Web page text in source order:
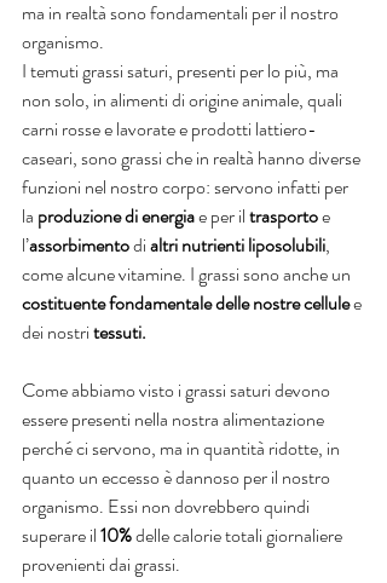
ma in realtà sono fondamentali per il nostro
organismo.
I temuti grassi saturi, presenti per lo più, ma
non solo, in alimenti di origine animale, quali
carni rosse e lavorate e prodotti lattiero-
caseari, sono grassi che in realtà hanno diverse
funzioni nel nostro corpo: servono infatti per
la produzione di energia e per il trasporto e
l’assorbimento di altri nutrienti liposolubili,
come alcune vitamine. I grassi sono anche un
costituente fondamentale delle nostre cellule e
dei nostri tessuti.
Come abbiamo visto i grassi saturi devono
essere presenti nella nostra alimentazione
perché ci servono, ma in quantità ridotte, in
quanto un eccesso è dannoso per il nostro
organismo. Essi non dovrebbero quindi
superare il 10% delle calorie totali giornaliere
provenienti dai grassi.